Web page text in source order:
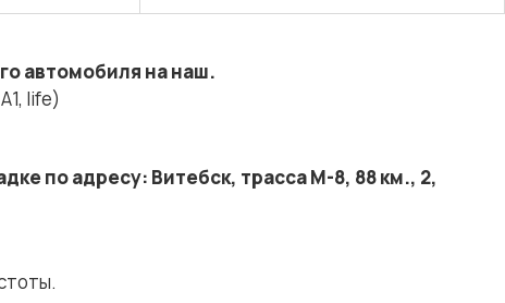
автомобиля на наш.
life)
по адресу: Витебск, трасса М-8, 88 км., 2,